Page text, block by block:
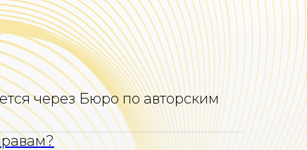
через Бюро по авторским